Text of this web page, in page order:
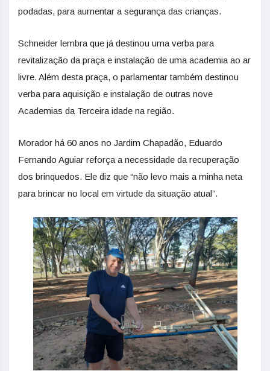
podadas, para aumentar a segurança das crianças.
Schneider lembra que já destinou uma verba para
revitalização da praça e instalação de uma academia ao ar
livre. Além desta praça, o parlamentar também destinou
verba para aquisição e instalação de outras nove
Academias da Terceira idade na região.
Morador há 60 anos no Jardim Chapadão, Eduardo
Fernando Aguiar reforça a necessidade da recuperação
dos brinquedos. Ele diz que “não levo mais a minha neta
para brincar no local em virtude da situação atual”.